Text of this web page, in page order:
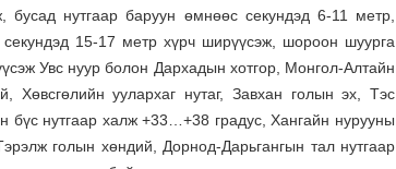
бусад нутгаар баруун өмнөөс секундэд 6-11 метр,
15-17 метр хүрч ширүүсэж, шороон шуурга
Увс нуур болон Дархадын хотгор, Монгол-Алтайн
Хөвсгөлийн уулархаг нутаг, Завхан голын эх, Тэс
бүс нутгаар халж +33…+38 градус, Хангайн нурууны
голын хөндий, Дорнод-Дарьгангын тал нутгаар